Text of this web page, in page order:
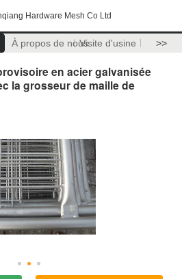
Hardware Mesh Co Ltd
À propos de nousVisite d'usine >>
en acier galvanisée
la grosseur de maille de